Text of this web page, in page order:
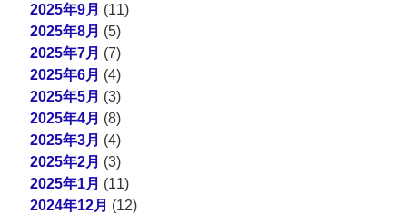
2025年9月 (11)
2025年8月 (5)
2025年7月 (7)
2025年6月 (4)
2025年5月 (3)
2025年4月 (8)
2025年3月 (4)
2025年2月 (3)
2025年1月 (11)
2024年12月 (12)